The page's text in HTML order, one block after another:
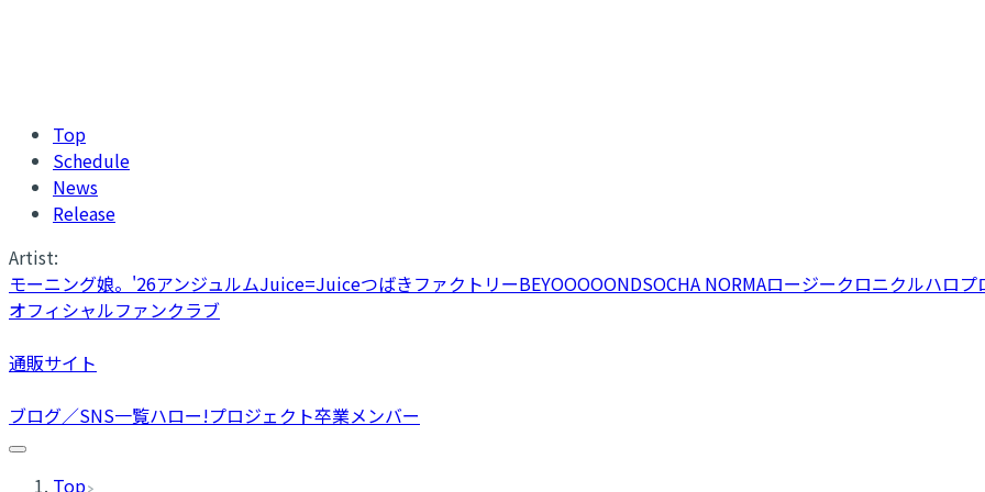
Top
Schedule
News
Release
Artist:
モーニング娘。'26アンジュルムJuice=JuiceつばきファクトリーBEYOOOOONDSOCHA NORMAロージークロニクルハロプ
オフィシャルファンクラブ
通販サイト
ブログ／SNS一覧ハロー!プロジェクト卒業メンバー
Top